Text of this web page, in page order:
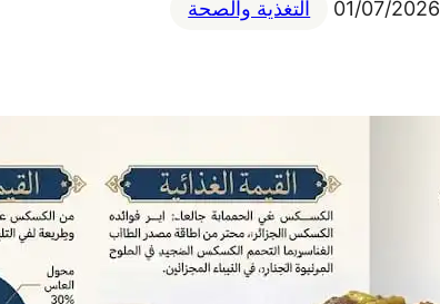
01/07/2026 التغذية والصحة